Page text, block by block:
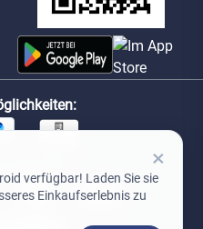
×
verfügbar! Laden Sie sie
Einkaufserlebnis zu